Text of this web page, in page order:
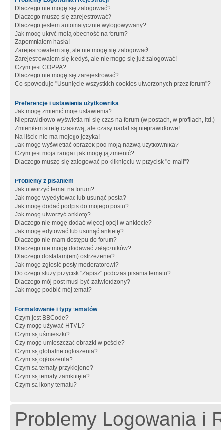
Dlaczego nie mogę się zalogować?
Dlaczego muszę się zarejestrować?
Dlaczego jestem automatycznie wylogowywany?
Jak mogę ukryć moją obecność na forum?
Zapomniałem hasła!
Zarejestrowałem się, ale nie mogę się zalogować!
Zarejestrowałem się kiedyś, ale nie mogę się już zalogować!
Czym jest COPPA?
Dlaczego nie mogę się zarejestrować?
Co spowoduje "Usunięcie wszystkich cookies utworzonych przez forum"?
Preferencje i ustawienia użytkownika
Jak mogę zmienić moje ustawienia?
Nieprawidłowo wyświetla mi się czas na forum (w postach, w profilach, itd.)
Zmieniłem strefę czasową, ale czasy nadal są nieprawidłowe!
Na liście nie ma mojego języka!
Jak mogę wyświetlać obrazek pod moją nazwą użytkownika?
Czym jest moja ranga i jak mogę ją zmienić?
Dlaczego muszę się zalogować po kliknięciu w przycisk "e-mail"?
Problemy z pisaniem
Jak utworzyć temat na forum?
Jak mogę wyedytować lub usunąć posta?
Jak mogę dodać podpis do mojego postu?
Jak mogę utworzyć ankietę?
Dlaczego nie mogę dodać więcej opcji w ankiecie?
Jak mogę edytować lub usunąć ankietę?
Dlaczego nie mam dostępu do forum?
Dlaczego nie mogę dodawać załączników?
Dlaczego dostałam(em) ostrzeżenie?
Jak mogę zgłosić posty moderatorowi?
Do czego służy przycisk "Zapisz" podczas pisania tematu?
Dlaczego mój post musi być zatwierdzony?
Jak mogę podbić mój temat?
Formatowanie i typy tematów
Czym jest BBCode?
Czy mogę używać HTML?
Czym są uśmieszki?
Czy mogę umieszczać obrazki w poście?
Czym są globalne ogłoszenia?
Czym są ogłoszenia?
Czym są tematy przyklejone?
Czym są tematy zamknięte?
Czym są ikony tematu?
Problemy Logowania i